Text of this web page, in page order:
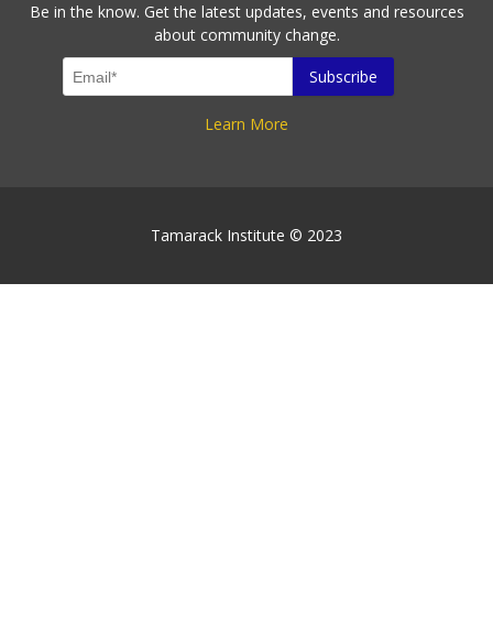
Be in the know. Get the latest updates, events and resources
about community change.
Learn More
Tamarack Institute © 2023